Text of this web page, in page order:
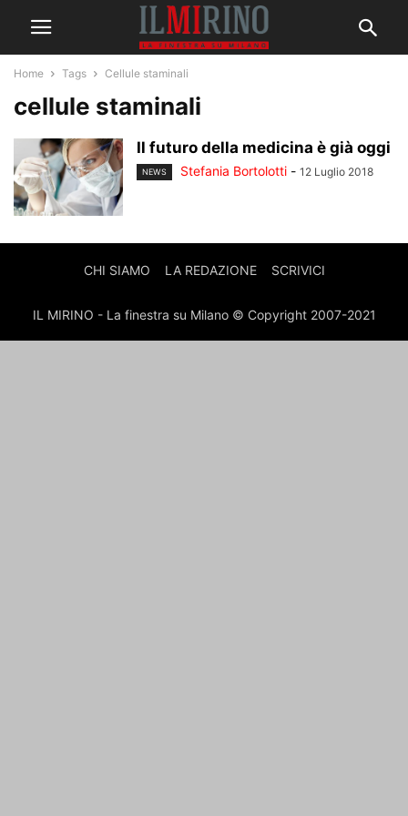
Home Tags Cellule staminali
cellule staminali
Il futuro della medicina è già oggi
NEWS Stefania Bortolotti - 12 Luglio 2018
CHI SIAMO LA REDAZIONE SCRIVICI
IL MIRINO - La finestra su Milano © Copyright 2007-2021